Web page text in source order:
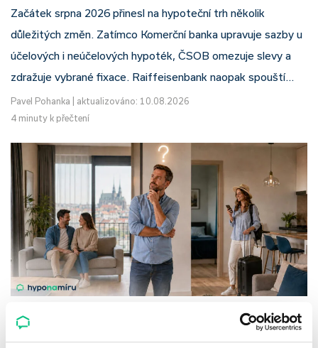
Začátek srpna 2026 přinesl na hypoteční trh několik
důležitých změn. Zatímco Komerční banka upravuje sazby u
účelových i neúčelových hypoték, ČSOB omezuje slevy a
zdražuje vybrané fixace. Raiffeisenbank naopak spouští…
Pavel Pohanka
aktualizováno: 10.08.2026
4 minuty k přečtení
Dlouhodobý vs. krátkodobý pronájem
nemovitosti. Co se investorovi více